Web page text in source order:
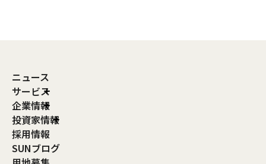
ニュース
サービス
企業情報
投資家情報
採用情報
SUNブログ